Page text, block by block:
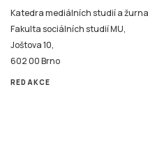
Katedra mediálních studií a
Fakulta sociálních studií MU,
Joštova 10,
602 00 Brno
REDAKCE